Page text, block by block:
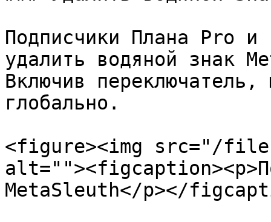
Подписчики Плана Pro и
удалить водяной знак
Включив
глобально.
<figure><img src="/files/
MetaSleuth</p></